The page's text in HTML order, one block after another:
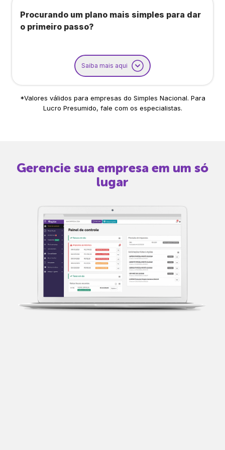
Procurando um plano mais simples para dar
o primeiro passo?
Saiba mais aqui
*Valores válidos para empresas do Simples Nacional. Para
Lucro Presumido, fale com os especialistas.
Gerencie sua empresa em um só
lugar